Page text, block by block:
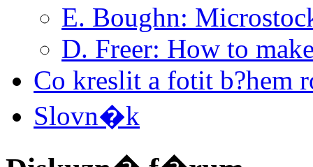
E. Boughn:
D. Freer: How to
Co kreslit a fotit b?hem
Slovn�k